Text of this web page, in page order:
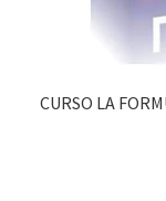
CURSO LA